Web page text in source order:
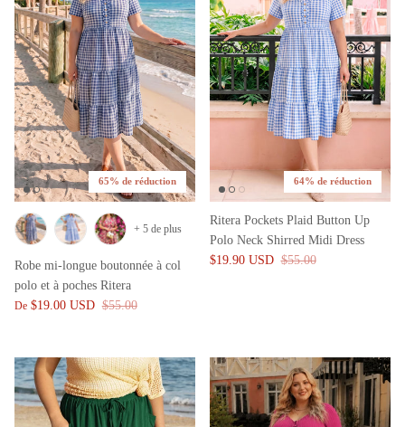
65% de réduction
Robe mi-longue boutonnée à col
polo et à poches Ritera
De $19.00 USD $55.00
+ 5 de plus
64% de réduction
Ritera Pockets Plaid Button Up
Polo Neck Shirred Midi Dress
$19.90 USD $55.00